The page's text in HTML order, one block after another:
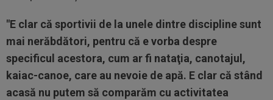
"E clar că sportivii de la unele dintre discipline sunt
mai nerăbdători, pentru că e vorba despre
specificul acestora, cum ar fi nataţia, canotajul,
kaiac-canoe, care au nevoie de apă. E clar că stând
acasă nu putem să comparăm cu activitatea